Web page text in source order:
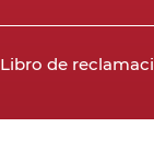
Libro de